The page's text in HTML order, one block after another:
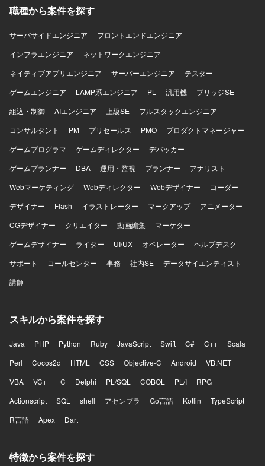
FigmaやAdobe XDなどのデザインツールを用いたUIデザイ
ン環境を想定しております。フロントエンドとしてReact等
を意識したデザイン知識が活かせるプロジェクトです。
ョンの魅力】 AIを活用したHR領域の新規プロダクトにおい
て、0→1フェーズから体験設計を主導しながら、事業やプ
ロダクトの勝ち筋づくりに深く関わることができます。
【開発環境】 Figmaや各種AIツールを活用しながらプロト
タイプを作成・検証していただきます。
職種から案件を探す
サーバサイドエンジニア
フロントエンドエンジニア
インフラエンジニア
ネットワークエンジニア
ネイティブアプリエンジニア
サーバーエンジニア
テスター
ゲームエンジニア
LAMP系エンジニア PL 汎用機
ブリッジSE
組込・制御
AIエンジニア 上級SE
フルスタックエンジニア
コンサルタント
PM プリセールス PMO
プロダクトマネージャー
ゲームプログラマ
ゲームディレクター
デバッカー
ゲームプランナー
DBA 運用・監視 プランナー
アナリスト
Webマーケティング
Webディレクター Webデザイナー
コーダー
デザイナー
Flash イラストレーター マークアップ
アニメーター
CGデザイナー
クリエイター 動画編集
マーケター
ゲームデザイナー
ライター UI/UX オペレーター
ヘルプデスク
サポート
コールセンター 事務 社内SE
データサイエンティスト
講師
スキルから案件を探す
Java PHP Python Ruby JavaScript Swift C# C++
Scala
Perl
Cocos2d HTML CSS Objective-C Android
VB.NET
VBA
VC++ C Delphi PL/SQL COBOL PL/I
RPG
Actionscript
SQL shell アセンブラ Go言語 Kotlin
TypeScript
R言語
Apex Dart
特徴から案件を探す